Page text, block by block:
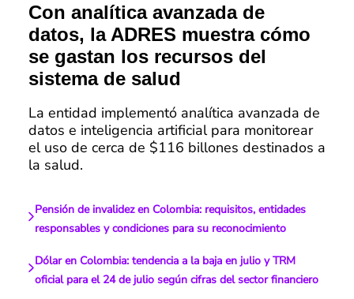
Con analítica avanzada de
datos, la ADRES muestra cómo
se gastan los recursos del
sistema de salud
La entidad implementó analítica avanzada de
datos e inteligencia artificial para monitorear
el uso de cerca de $116 billones destinados a
la salud.
Pensión de invalidez en Colombia: requisitos, entidades
responsables y condiciones para su reconocimiento
Dólar en Colombia: tendencia a la baja en julio y TRM
oficial para el 24 de julio según cifras del sector financiero